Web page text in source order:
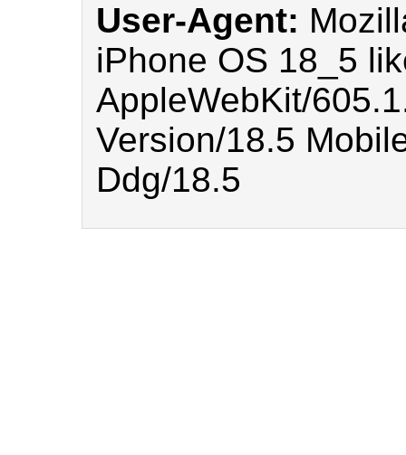
User-Agent:
iPhone OS 18_5
AppleWebKit/
Version/18.5
Ddg/18.5